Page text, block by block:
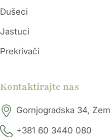
Dušeci
Jastuci
Prekrivači
Kontaktirajte nas
Gornjogradska 34,
+381 60 3440 080